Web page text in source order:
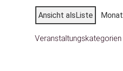
Ansicht alsListe Monat
Veranstaltungskategorien